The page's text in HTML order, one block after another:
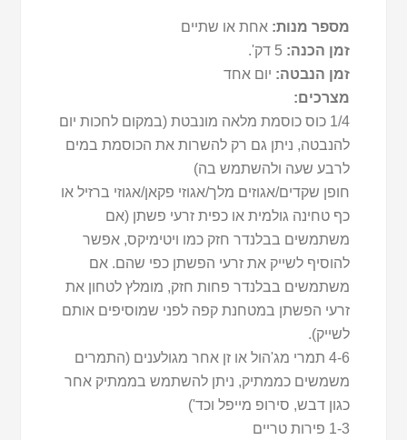
מספר מנות: אחת או שתיים
זמן הכנה: 5 דק'.
זמן הנבטה: יום אחד
מצרכים:
1/4 כוס כוסמת מלאה מונבטת (במקום לחכות יום
להנבטה, ניתן גם רק להשרות את הכוסמת במים
לרבע שעה ולהשתמש בה)
חופן שקדים/אגוזים מלך/אגוזי פקאן/אגוזי ברזיל או
כף טחינה גולמית או כפית זרעי פשתן (אם
משתמשים בבלנדר חזק כמו ויטימיקס, אפשר
להוסיף לשייק את זרעי הפשתן כפי שהם. אם
משתמשים בבלנדר פחות חזק, מומלץ לטחון את
זרעי הפשתן במטחנת קפה לפני שמוסיפים אותם
לשייק).
4-6 תמרי מג'הול או זן אחר מגולענים (התמרים
משמשים כממתיק, ניתן להשתמש בממתיק אחר
כגון דבש, סירופ מייפל וכד')
1-3 פירות טריים